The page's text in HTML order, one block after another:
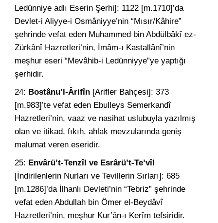
Ledünniye adlı Eserin Şerhi]: 1122 [m.1710]’da
Devlet-i Aliyye-i Osmâniyye’nin “Mısır/Kâhire”
şehrinde vefat eden Muhammed bin Abdülbâkî ez-
Zürkânî Hazretleri’nin, İmâm-ı Kastallânî’nin
meşhur eseri “Mevâhib-i Ledünniyye”ye yaptığı
şerhidir.
24: Bostânu’l-Ârifîn [Arifler Bahçesi]: 373
[m.983]’te vefat eden Ebulleys Semerkandî
Hazretleri’nin, vaaz ve nasihat uslubuyla yazılmış
olan ve itikad, fıkıh, ahlak mevzularında geniş
malumat veren eseridir.
25: Envârü’t-Tenzîl ve Esrârü’t-Te’vîl
[İndirilenlerin Nurları ve Tevillerin Sırları]: 685
[m.1286]’da İlhanlı Devleti’nin “Tebriz” şehrinde
vefat eden Abdullah bin Ömer el-Beydâvî
Hazretleri’nin, meşhur Kur’ân-ı Kerîm tefsiridir.